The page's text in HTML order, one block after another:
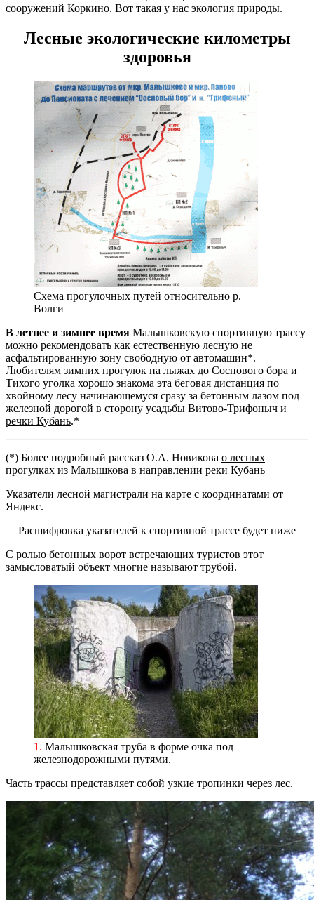
сооружений Коркино. Вот такая у нас экология природы.
Лесные экологические километры
здоровья
Схема прогулочных путей относительно р.
Волги
В летнее и зимнее время Малышковскую спортивную трассу
можно рекомендовать как естественную лесную не
асфальтированную зону свободную от автомашин*.
Любителям зимних прогулок на лыжах до Соснового бора и
Тихого уголка хорошо знакома эта беговая дистанция по
хвойному лесу начинающемуся сразу за бетонным лазом под
железной дорогой в сторону усадьбы Витово-Трифоныч и
речки Кубань.*
(*) Более подробный рассказ О.А. Новикова о лесных
прогулках из Малышкова в направлении реки Кубань
Указатели лесной магистрали на карте с координатами от
Яндекс.
Расшифровка указателей к спортивной трассе будет ниже
С ролью бетонных ворот встречающих туристов этот
замысловатый объект многие называют трубой.
1. Малышковская труба в форме очка под
железнодорожными путями.
Часть трассы представляет собой узкие тропинки через лес.